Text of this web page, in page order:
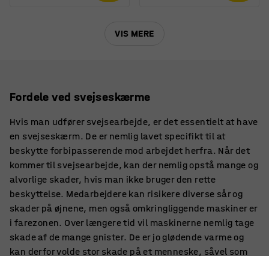
VIS MERE
Fordele ved svejseskærme
Hvis man udfører svejsearbejde, er det essentielt at have
en svejseskærm. De er nemlig lavet specifikt til at
beskytte forbipasserende mod arbejdet herfra. Når det
kommer til svejsearbejde, kan der nemlig opstå mange og
alvorlige skader, hvis man ikke bruger den rette
beskyttelse. Medarbejdere kan risikere diverse sår og
skader på øjnene, men også omkringliggende maskiner er
i farezonen. Over længere tid vil maskinerne nemlig tage
skade af de mange gnister. De er jo glødende varme og
kan derfor volde stor skade på et menneske, såvel som